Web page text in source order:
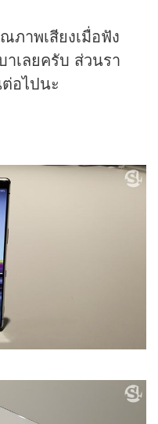
ภาพเสียงเมื่อฟัง
เลยครับ ส่วนรา
อไปนะ